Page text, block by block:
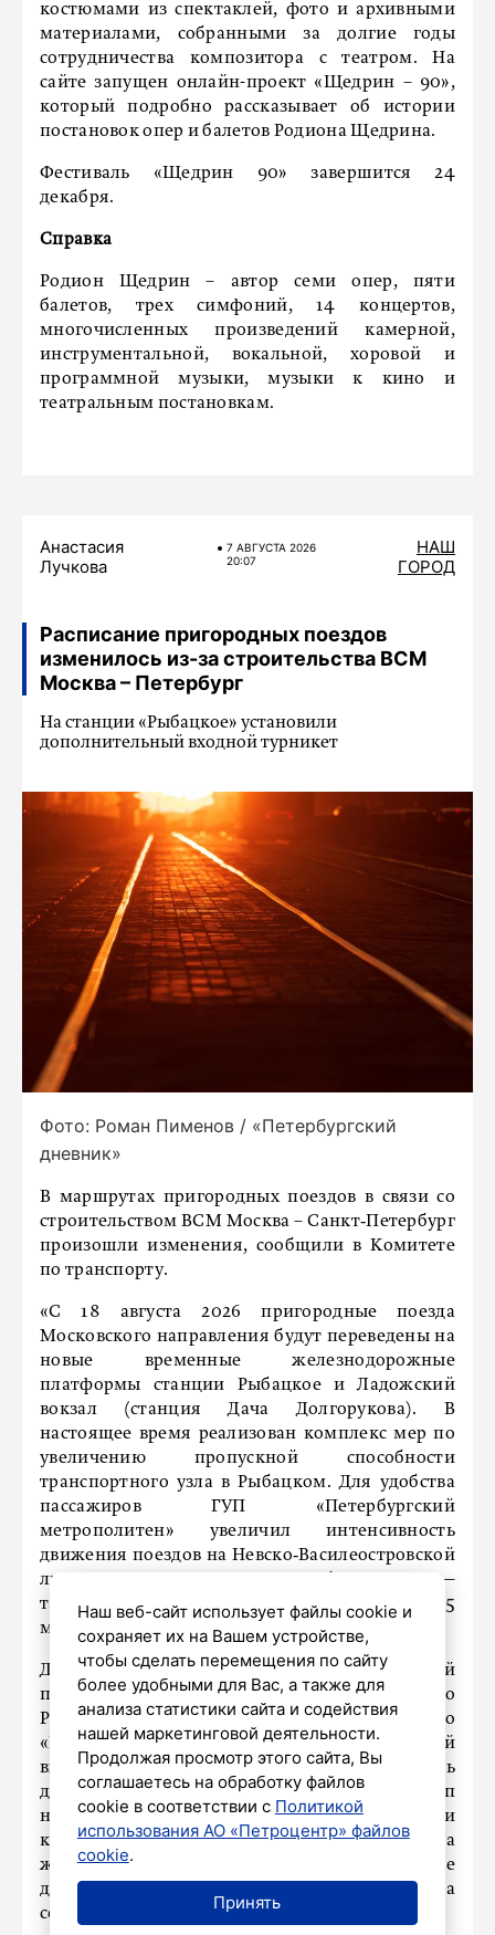
костюмами из спектаклей, фото и архивными
материалами, собранными за долгие годы
сотрудничества композитора с театром. На
сайте запущен онлайн-проект «Щедрин – 90»,
который подробно рассказывает об истории
постановок опер и балетов Родиона Щедрина.
Фестиваль «Щедрин 90» завершится 24
декабря.
Справка
Родион Щедрин – автор семи опер, пяти
балетов, трех симфоний, 14 концертов,
многочисленных произведений камерной,
инструментальной, вокальной, хоровой и
программной музыки, музыки к кино и
театральным постановкам.
Анастасия
Лучкова
7 АВГУСТА 2026
20:07
НАШ
ГОРОД
Расписание пригородных поездов
изменилось из-за строительства ВСМ
Москва – Петербург
На станции «Рыбацкое» установили
дополнительный входной турникет
Фото: Роман Пименов / «Петербургский
дневник»
В маршрутах пригородных поездов в связи со
строительством ВСМ Москва – Санкт‑Петербург
произошли изменения, сообщили в Комитете
по транспорту.
«С 18 августа 2026 пригородные поезда
Московского направления будут переведены на
новые временные железнодорожные
платформы станции Рыбацкое и Ладожский
вокзал (станция Дача Долгорукова). В
настоящее время реализован комплекс мер по
увеличению пропускной способности
транспортного узла в Рыбацком. Для удобства
пассажиров ГУП «Петербургский
метрополитен» увеличил интенсивность
движения поездов на Невско‑Василеостровской
линии с 23 до 27 пар в час по рабочим дням —
таким образом, интервал составит 2–2,5
минуты», – отметили в комиетте.
Для пассажиров будет работать временный
пассажирский комплекс со стороны 3-го
Рыбацкого проезда. На станции метро
«Рыбацкое» установлен дополнительный
входной турникет. А чтобы обеспечить
доступность для маломобильных групп
населения, в метро и на станции усилили
контроль за работой служб сопровождения, а на
железнодорожной станции Рыбацкое
дополнительно установлены кнопки вызова
сотрудников.
Наш веб-сайт использует файлы cookie и
сохраняет их на Вашем устройстве,
чтобы сделать перемещения по сайту
более удобными для Вас, а также для
анализа статистики сайта и содействия
нашей маркетинговой деятельности.
Продолжая просмотр этого сайта, Вы
соглашаетесь на обработку файлов
cookie в соответствии с Политикой
использования АО «Петроцентр» файлов
cookie.
Принять